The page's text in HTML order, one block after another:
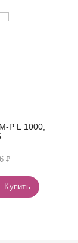
P L 1000,
₽
Купить